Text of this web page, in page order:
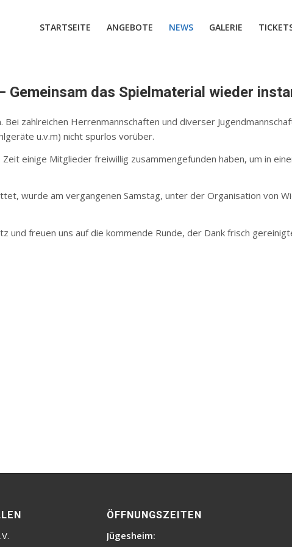
STARTSEITE ANGEBOTE NEWS GALERIE
Gemeinsam das Spielmaterial wieder
zahlreichen Herrenmannschaften und diverser
u.v.m) nicht spurlos vorüber.
einige Mitglieder freiwillig zusammengefunden haben, um in
wurde am vergangenen Samstag, unter der Organisation von
und freuen uns auf die kommende Runde, der Dank frisch
ÖFFNUNGSZEITEN
Jügesheim: